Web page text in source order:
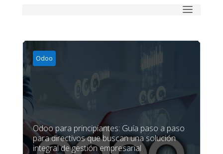
Odoo
Odoo para principiantes: Guía paso a paso
para directivos que buscan una solución
integral de gestión empresarial